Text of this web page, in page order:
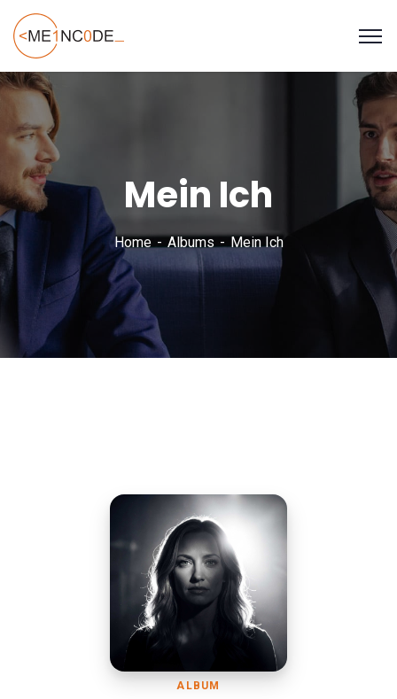
Mein Ich
Home Albums Mein Ich
ALBUM